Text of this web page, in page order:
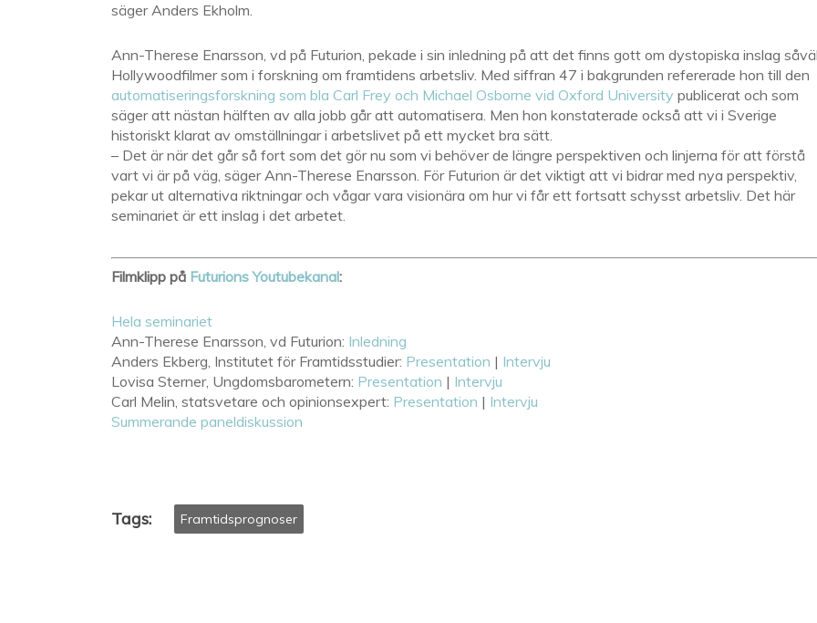
säger Anders Ekholm.
Ann-Therese Enarsson, vd på Futurion, pekade i sin inledning på att det finns gott om dystopiska inslag
Hollywoodfilmer som i forskning om framtidens arbetsliv. Med siffran 47 i bakgrunden refererade hon till den
automatiseringsforskning som bla Carl Frey och Michael Osborne vid Oxford University publicerat och som
säger att nästan hälften av alla jobb går att automatisera. Men hon konstaterade också att vi i Sverige
historiskt klarat av omställningar i arbetslivet på ett mycket bra sätt.
– Det är när det går så fort som det gör nu som vi behöver de längre perspektiven och linjerna för att förstå
vart vi är på väg, säger Ann-Therese Enarsson. För Futurion är det viktigt att vi bidrar med nya perspektiv,
pekar ut alternativa riktningar och vågar vara visionära om hur vi får ett fortsatt schysst arbetsliv. Det här
seminariet är ett inslag i det arbetet.
Filmklipp på Futurions Youtubekanal:
Hela seminariet
Ann-Therese Enarsson, vd Futurion: Inledning
Anders Ekberg, Institutet för Framtidsstudier: Presentation | Intervju
Lovisa Sterner, Ungdomsbarometern: Presentation | Intervju
Carl Melin, statsvetare och opinionsexpert: Presentation | Intervju
Summerande paneldiskussion
Tags: Framtidsprognoser